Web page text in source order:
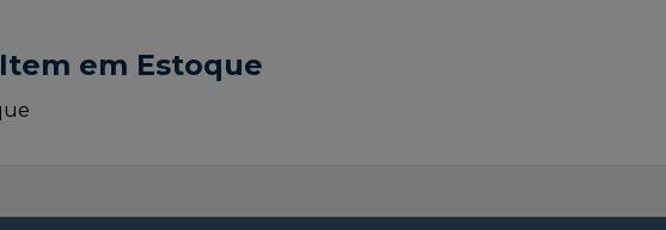
Prêmio
Prêmio
Prêmio SL 1.3L 8V
em Estoque